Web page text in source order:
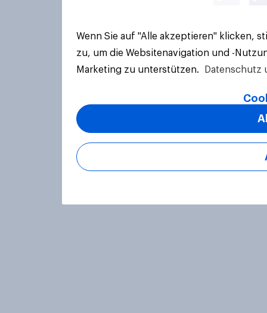
Wenn Sie auf "Alle akzeptieren" klicken,
zu, um die Websitenavigation und -
Marketing zu unterstützen.
Datenschutz